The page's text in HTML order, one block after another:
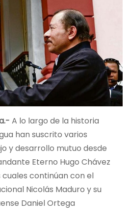
A lo largo de la historia
han suscrito varios
y desarrollo mutuo desde
Eterno Hugo Chávez
cuales continúan con el
Nicolás Maduro y su
Daniel Ortega